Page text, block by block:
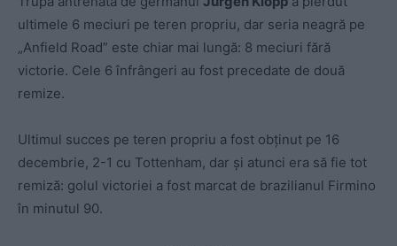
ultimele 6 meciuri pe teren propriu, dar seria neagră pe
„Anfield Road” este chiar mai lungă: 8 meciuri fără
victorie. Cele 6 înfrângeri au fost precedate de două
remize.
Ultimul succes pe teren propriu a fost obținut pe 16
decembrie, 2-1 cu Tottenham, dar și atunci era să fie tot
remiză: golul victoriei a fost marcat de brazilianul Firmino
în minutul 90.